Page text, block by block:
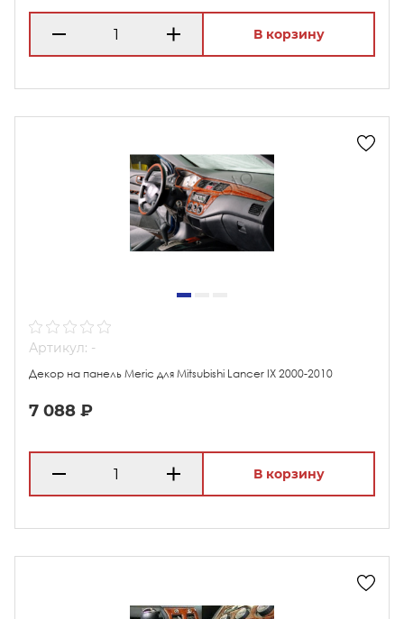
В корзину
Артикул: -
Декор на панель Meric для Mitsubishi Lancer IX 2000-2010
7 088 ₽
В корзину